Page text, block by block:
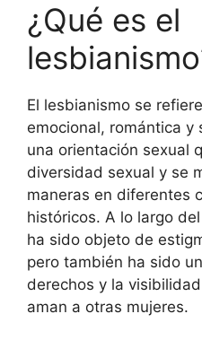
¿Qué es el
El lesbianismo se
emocional, romántica y
una orientación sexual
diversidad sexual y se
maneras en diferentes
históricos. A lo largo
ha sido objeto de
pero también ha sido
derechos y la
aman a otras mujeres.